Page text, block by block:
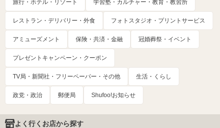
旅行・ホテル・リゾート 学習塾・カルチャー・教育・教習所
レストラン・デリバリー・外食 フォトスタジオ・プリントサービス
アミューズメント 保険・共済・金融 冠婚葬祭・イベント
プレゼントキャンペーン・クーポン
TV局・新聞社・フリーペーパー・その他 生活・くらし
政党・政治 郵便局 Shufoo!お知らせ
よく行くお店から探す